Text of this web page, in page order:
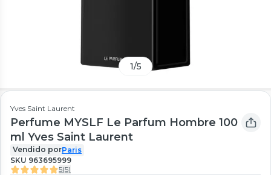
1/5
Yves Saint Laurent
Perfume MYSLF Le Parfum Hombre 100
ml Yves Saint Laurent
Vendido porParis
SKU 963695999
5(5)